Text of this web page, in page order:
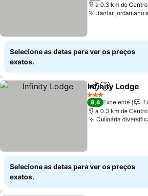
a 0.3 km de
Jantar jordaniano
Selecione as datas para ver os preços
exatos.
PartilharAdicionar
Infinity Lodge
3 Estrelas
9,4 Excelente
a 0.3 km de
Culinária
Selecione as datas para ver os preços
exatos.